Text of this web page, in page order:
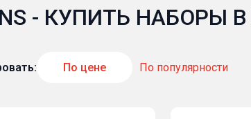
- КУПИТЬ НАБОРЫ В
По цене По популярности